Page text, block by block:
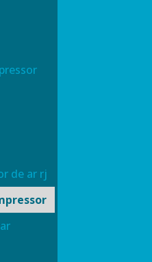
de ar rj